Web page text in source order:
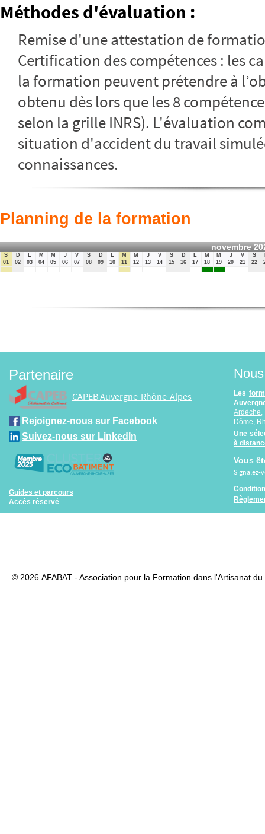
Méthodes d'évaluation :
Remise d'une attestation de
Certification des compétences : les
la formation peuvent prétendre à
obtenu dès lors que les 8
selon la grille INRS). L'évaluation
situation d'accident du travail
connaissances.
Planning de la formation
novembre
S
01
D
02
03
M
04
M
05
J
06
V
07
S
08
D
09
10
M
11
M
12
J
13
V
14
S
15
D
16
17
M
18
M
19
J
20
V
21
S
22
Partenaire
CAPEB Auvergne-Rhône-Alpes
Rejoignez-nous sur Facebook
Suivez-nous sur LinkedIn
Guides et parcours
Accès réservé
Les
Ardèche
Dôme,
Une
à
Vous
Signalez-
© 2026 AFABAT - Association pour la Formation dans l'Artisanat du